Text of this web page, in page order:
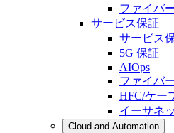
ファイバ
サービス保証
サービス
5G 保証
AIOps
ファイバ
HFC/ケー
イーサネ
Cloud and Automation